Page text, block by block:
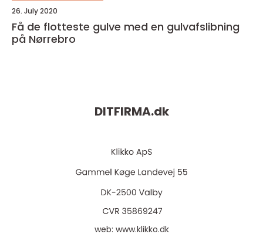
26. July 2020
Få de flotteste gulve med en gulvafslibning
på Nørrebro
DITFIRMA.dk
web: www.klikko.dk